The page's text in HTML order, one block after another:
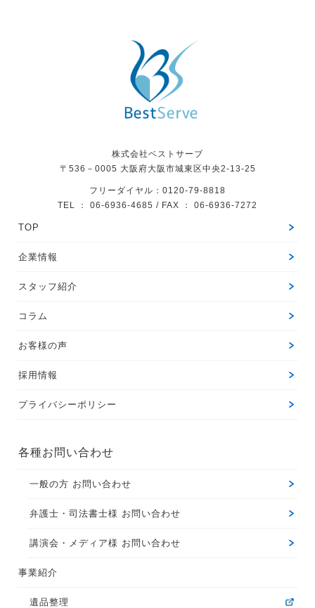
株式会社ベストサーブ
〒536－0005 大阪府大阪市城東区中央2-13-25
フリーダイヤル：0120-79-8818
TEL ： 06-6936-4685 / FAX ： 06-6936-7272
TOP
企業情報
スタッフ紹介
コラム
お客様の声
採用情報
プライバシーポリシー
各種お問い合わせ
一般の方 お問い合わせ
弁護士・司法書士様 お問い合わせ
講演会・メディア様 お問い合わせ
事業紹介
遺品整理